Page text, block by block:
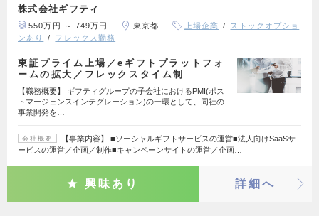
株式会社ギフティ
550万円 ～ 749万円 東京都 上場企業
ストックオプショ
ンあり
フレックス勤務
東証プライム上場／eギフトプラットフォ
ームの拡大／フレックスタイム制
【職務概要】 ギフティグループの子会社におけるPMI(ポス
トマージェンスインテグレーション)の一環として、同社の
事業開発を…
会社概要
【事業内容】 ■ソーシャルギフトサービスの運営■法人向けSaaSサ
ービスの運営／企画／制作■キャンペーンサイトの運営／企画…
興味あり 詳細へ